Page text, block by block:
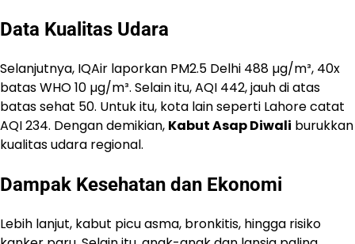
Data Kualitas Udara
Selanjutnya, IQAir laporkan PM2.5 Delhi 488 µg/m³, 40x
batas WHO 10 µg/m³. Selain itu, AQI 442, jauh di atas
batas sehat 50. Untuk itu, kota lain seperti Lahore catat
AQI 234. Dengan demikian, Kabut Asap Diwali burukkan
kualitas udara regional.
Dampak Kesehatan dan Ekonomi
Lebih lanjut, kabut picu asma, bronkitis, hingga risiko